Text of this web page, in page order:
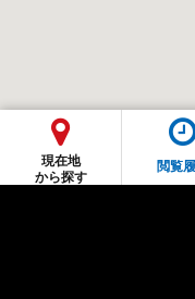
現在地
から探す
閲覧